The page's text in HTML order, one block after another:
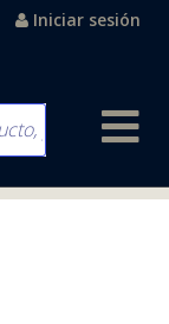
Iniciar sesión